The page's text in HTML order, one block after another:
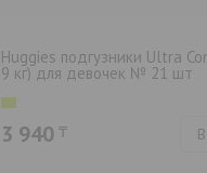
Huggies подгузники Ultra
9 кг) для девочек № 21 шт
3 940 ₸